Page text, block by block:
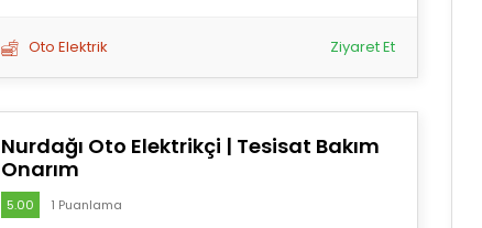
Oto Elektrik Ziyaret Et
Nurdağı Oto Elektrikçi | Tesisat Bakım
Onarım
5.00 1 Puanlama